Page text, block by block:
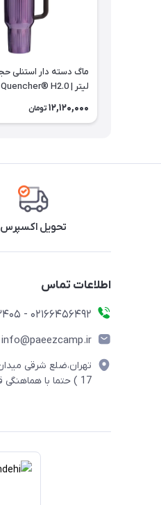
لیتر | Quencher® H2.0
12,120,000 تومان
تحویل اکسپرس
اطلاعات تماس
02166456492 - 09121933405
info@paeezcamp.ir
17 ) حتما با هماهنگی قبلی